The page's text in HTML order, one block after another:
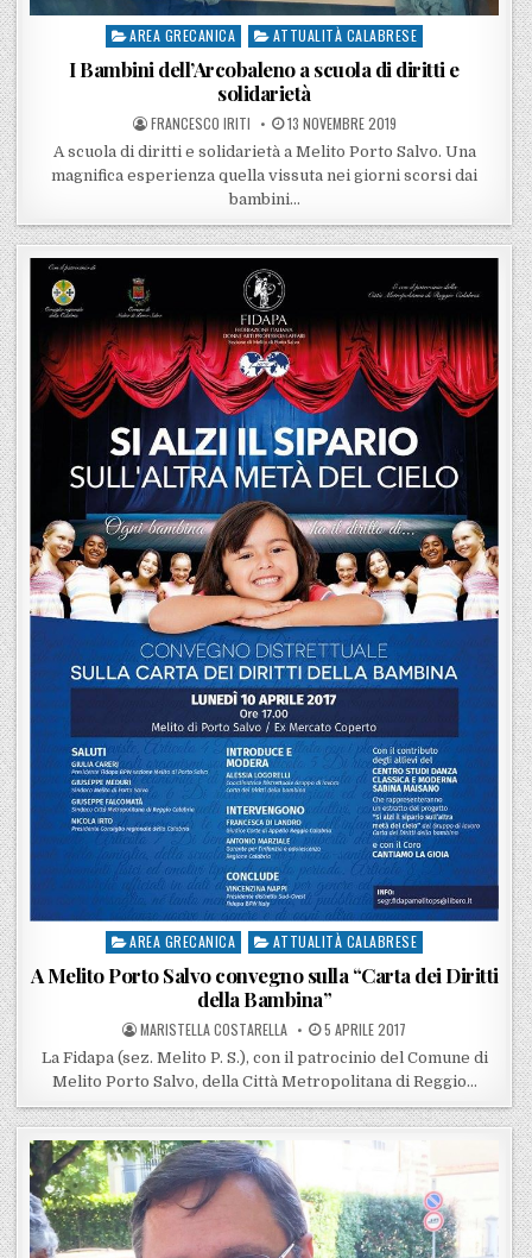
Posted in
AREA GRECANICA ATTUALITÀ CALABRESE
I Bambini dell’Arcobaleno a scuola di diritti e
solidarietà
POSTED BY
FRANCESCO IRITI POSTED ON
13 NOVEMBRE 2019
A scuola di diritti e solidarietà a Melito Porto Salvo. Una
magnifica esperienza quella vissuta nei giorni scorsi dai
bambini…
Posted in
AREA GRECANICA ATTUALITÀ CALABRESE
A Melito Porto Salvo convegno sulla “Carta dei Diritti
della Bambina”
POSTED BY
MARISTELLA COSTARELLA POSTED ON
5 APRILE 2017
La Fidapa (sez. Melito P. S.), con il patrocinio del Comune di
Melito Porto Salvo, della Città Metropolitana di Reggio…